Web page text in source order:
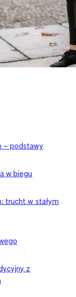
– podstawy
w biegu
trucht w stałym
z